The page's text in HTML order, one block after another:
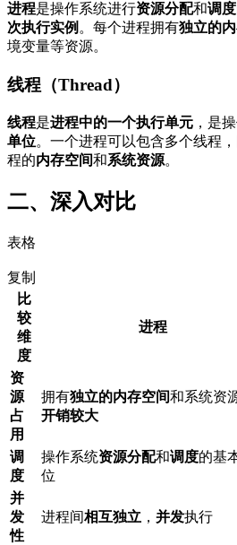
进程是操作系统进行资源分配和调度
次执行实例 。每个进程拥有独立的
境变量等资源。
线程（Thread）
线程是进程中的一个执行单元 ，是
单位。一个进程可以包含多个线程
程的内存空间和系统资源。
二、深入对比
表格
复制
比
较
维
度
进程
资
源
占
用
拥有独立的内存空间和系统资
开销较大
调
度
操作系统资源分配和调度的基
位
并
发
性
进程间相互独立 ， 并发执行